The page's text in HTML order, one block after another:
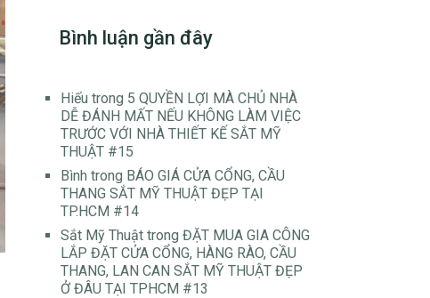
Bình luận gần đây
Hiếu trong 5 QUYỀN LỢI MÀ CHỦ NHÀ
DỄ ĐÁNH MẤT NẾU KHÔNG LÀM VIỆC
TRƯỚC VỚI NHÀ THIẾT KẾ SẮT MỸ
THUẬT #15
Bình trong BÁO GIÁ CỬA CỔNG, CẦU
THANG SẮT MỸ THUẬT ĐẸP TẠI
TP.HCM #14
Sắt Mỹ Thuật trong ĐẶT MUA GIA CÔNG
LẮP ĐẶT CỬA CỔNG, HÀNG RÀO, CẦU
THANG, LAN CAN SẮT MỸ THUẬT ĐẸP
Ở ĐÂU TẠI TPHCM #13